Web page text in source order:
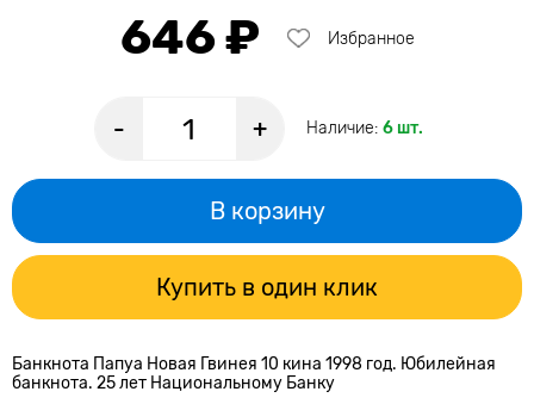
646 ₽ Избранное
- + Наличие: 6 шт.
В корзину
Купить в один клик
Банкнота Папуа Новая Гвинея 10 кина 1998 год. Юбилейная
банкнота. 25 лет Национальному Банку